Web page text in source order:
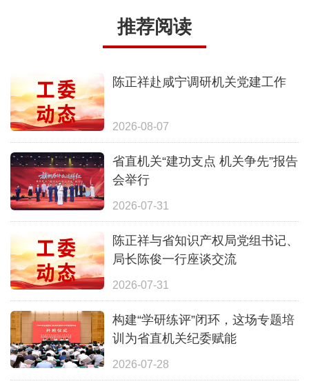
推荐阅读
陈正祥赴咸宁调研机关党建工作
2026-08-07
省直机关“建功支点 机关争先”报告
会举行
2026-07-31
陈正祥与省知识产权局党组书记、
局长陈俊一行座谈交流
2026-07-31
构建“学研练评”闭环，这场专题培
训为省直机关纪委赋能
2026-07-28